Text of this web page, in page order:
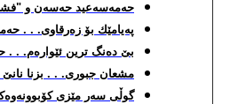
حه‌مه‌سه‌عید حه‌سه‌ن و
په‌یامێك بۆ زه‌رقاوی. . .
بێ ده‌نگ ترین ئێواره‌م. .
مشعان جبوری. . . بزنا
گوڵی سه‌ر مێزی